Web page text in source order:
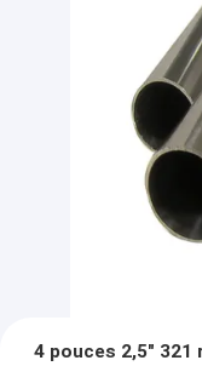
4 pouces 2,5"